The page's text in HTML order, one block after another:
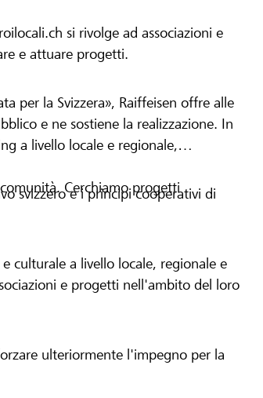
si rivolge ad associazioni e
e attuare progetti.
per la Svizzera», Raiffeisen offre alle
e ne sostiene la realizzazione. In
a livello locale e regionale,
Cerchiamo progetti
svizzero e i principi cooperativi di
culturale a livello locale, regionale e
e progetti nell'ambito del loro
ulteriormente l'impegno per la